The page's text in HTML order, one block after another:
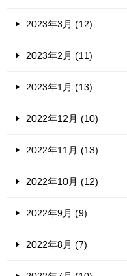
2023年3月 (12)
2023年2月 (11)
2023年1月 (13)
2022年12月 (10)
2022年11月 (13)
2022年10月 (12)
2022年9月 (9)
2022年8月 (7)